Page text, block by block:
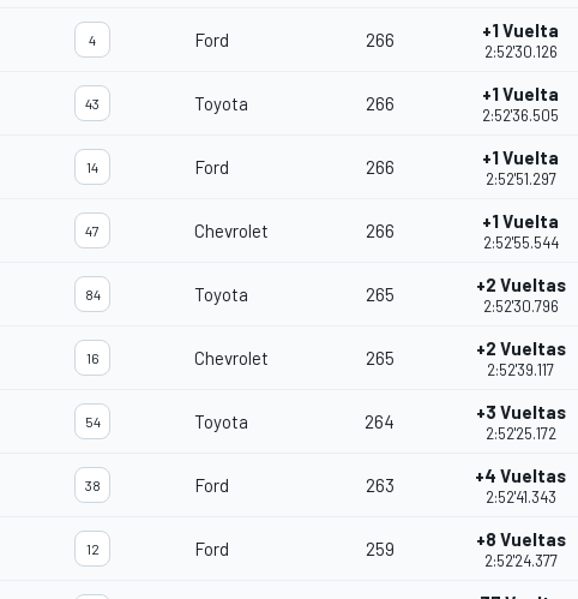
4 Ford 266 +1 Vuelta
2:52'30.126
43 Toyota 266 +1 Vuelta
2:52'36.505
14 Ford 266 +1 Vuelta
2:52'51.297
47 Chevrolet 266 +1 Vuelta
2:52'55.544
84 Toyota 265 +2 Vueltas
2:52'30.796
16 Chevrolet 265 +2 Vueltas
2:52'39.117
54 Toyota 264 +3 Vueltas
2:52'25.172
38 Ford 263 +4 Vueltas
2:52'41.343
12 Ford 259 +8 Vueltas
2:52'24.377